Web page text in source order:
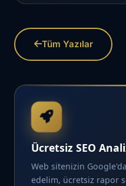
Tüm Yazılar
Ücretsiz SEO
Web sitenizin
edelim, ücretsiz rapor